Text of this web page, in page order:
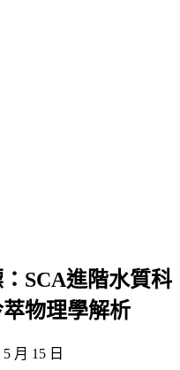
SCA進階水質科
物理學解析
月 15 日